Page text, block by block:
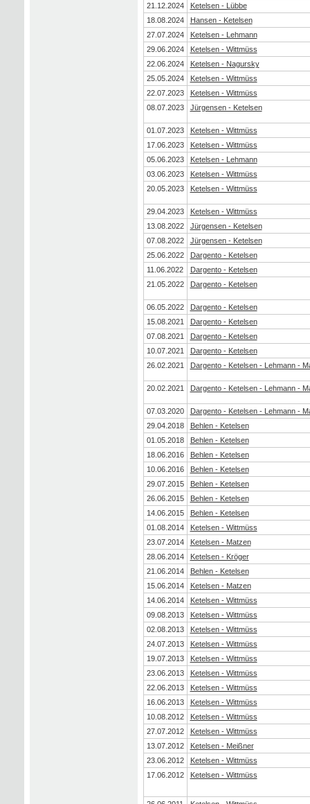
21.12.2024
Ketelsen - Lübbe
18.08.2024
Hansen - Ketelsen
27.07.2024
Ketelsen - Lehmann
29.06.2024
Ketelsen - Wittmüss
22.06.2024
Ketelsen - Nagursky
25.05.2024
Ketelsen - Wittmüss
22.07.2023
Ketelsen - Wittmüss
08.07.2023
Jürgensen - Ketelsen
01.07.2023
Ketelsen - Wittmüss
17.06.2023
Ketelsen - Wittmüss
05.06.2023
Ketelsen - Lehmann
03.06.2023
Ketelsen - Wittmüss
20.05.2023
Ketelsen - Wittmüss
29.04.2023
Ketelsen - Wittmüss
13.08.2022
Jürgensen - Ketelsen
07.08.2022
Jürgensen - Ketelsen
25.06.2022
Dargento - Ketelsen
11.06.2022
Dargento - Ketelsen
21.05.2022
Dargento - Ketelsen
06.05.2022
Dargento - Ketelsen
15.08.2021
Dargento - Ketelsen
07.08.2021
Dargento - Ketelsen
10.07.2021
Dargento - Ketelsen
26.02.2021
Dargento - Ketelsen - Lehmann -
20.02.2021 Dargento - Ketelsen - Lehmann -
07.03.2020
Dargento - Ketelsen - Lehmann -
29.04.2018
Behlen - Ketelsen
01.05.2018
Behlen - Ketelsen
18.06.2016
Behlen - Ketelsen
10.06.2016
Behlen - Ketelsen
29.07.2015
Behlen - Ketelsen
26.06.2015
Behlen - Ketelsen
14.06.2015
Behlen - Ketelsen
01.08.2014
Ketelsen - Wittmüss
23.07.2014
Ketelsen - Matzen
28.06.2014
Ketelsen - Kröger
21.06.2014
Behlen - Ketelsen
15.06.2014
Ketelsen - Matzen
14.06.2014
Ketelsen - Wittmüss
09.08.2013
Ketelsen - Wittmüss
02.08.2013
Ketelsen - Wittmüss
24.07.2013
Ketelsen - Wittmüss
19.07.2013
Ketelsen - Wittmüss
23.06.2013
Ketelsen - Wittmüss
22.06.2013
Ketelsen - Wittmüss
16.06.2013
Ketelsen - Wittmüss
10.08.2012
Ketelsen - Wittmüss
27.07.2012
Ketelsen - Wittmüss
13.07.2012
Ketelsen - Meißner
23.06.2012
Ketelsen - Wittmüss
17.06.2012
Ketelsen - Wittmüss